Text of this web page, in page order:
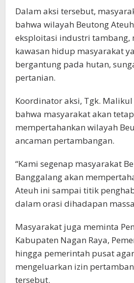
Dalam aksi tersebut,
bahwa wilayah Beutong
eksploitasi industri tambang,
kawasan hidup masyarakat
bergantung pada hutan,
pertanian.
Koordinator aksi, Tgk. Malikul
bahwa masyarakat akan tetap
mempertahankan wilayah
ancaman pertambangan.
“Kami segenap masyarakat
Banggalang akan
Ateuh ini sampai titik
dalam orasi dihadapan
Masyarakat juga meminta
Kabupaten Nagan Raya,
hingga pemerintah pusat
mengeluarkan izin
tersebut.